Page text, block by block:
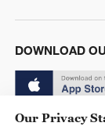
DOWNLOAD
Our Privacy